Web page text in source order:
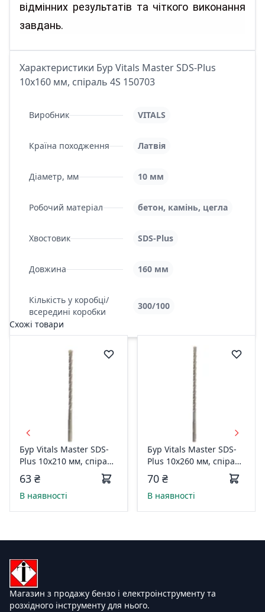
відмінних результатів та чіткого виконання
завдань.
Характеристики Бур Vitals Master SDS-Plus
10х160 мм, спіраль 4S 150703
Виробник VITALS
Країна походження Латвія
Діаметр, мм 10 мм
Робочий матеріал бетон, камінь, цегла
Хвостовик SDS-Plus
Довжина 160 мм
Кількість у коробці/
всередині коробки
300/100
Схожі товари
Бур Vitals Master SDS-
Plus 10х210 мм, спіраль
4S 150704
63 ₴
В наявності
Бур Vitals Master SDS-
Plus 10х260 мм, спіраль
4S 150705
70 ₴
В наявності
Магазин з продажу бензо і електроінструменту та
розхідного інструменту для нього.